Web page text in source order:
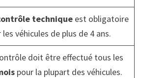
techniqueest obligatoire
les véhicules de plus de 4 ans.
doit être effectué tous les
pour la plupart des véhicules.